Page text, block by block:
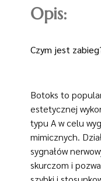
Opis:
Czym jest
Botoks to
estetycznej
typu A w celu
mimicznych.
sygnałów
skurczom i